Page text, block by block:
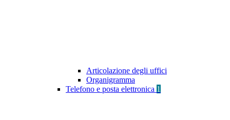
Articolazione degli uffici
Organigramma
Telefono e posta elettronica 1